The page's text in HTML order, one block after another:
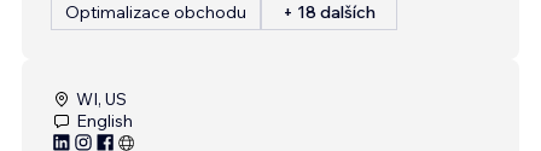
Optimalizace obchodu
+ 18 dalších
WI, US
English